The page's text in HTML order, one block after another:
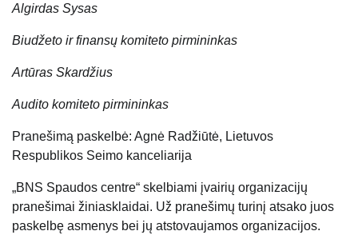
Algirdas Sysas
Biudžeto ir finansų komiteto pirmininkas
Artūras Skardžius
Audito komiteto pirmininkas
Pranešimą paskelbė: Agnė Radžiūtė, Lietuvos
Respublikos Seimo kanceliarija
„BNS Spaudos centre“ skelbiami įvairių organizacijų
pranešimai žiniasklaidai. Už pranešimų turinį atsako juos
paskelbę asmenys bei jų atstovaujamos organizacijos.